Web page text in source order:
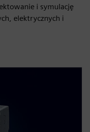
i symulację
elektrycznych i